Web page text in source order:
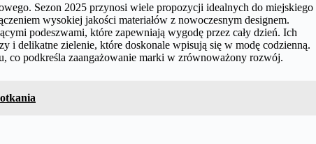
Sezon 2025 przynosi wiele propozycji idealnych do miejskiego
wysokiej jakości materiałów z nowoczesnym designem.
podeszwami, które zapewniają wygodę przez cały dzień. Ich
i delikatne zielenie, które doskonale wpisują się w modę codzienną.
co podkreśla zaangażowanie marki w zrównoważony rozwój.